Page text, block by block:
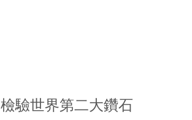
檢驗世界第二大鑽石